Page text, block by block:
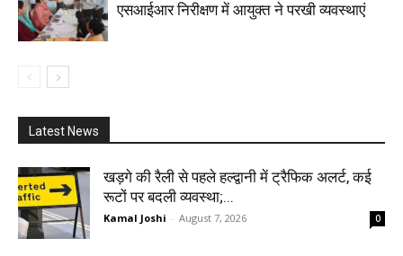
एसआईआर निरीक्षण में आयुक्त ने परखी व्यवस्थाएं
Latest News
खड़गे की रैली से पहले हल्द्वानी में ट्रैफिक अलर्ट, कई
रूटों पर बदली व्यवस्था;...
Kamal Joshi - August 7, 2026 0